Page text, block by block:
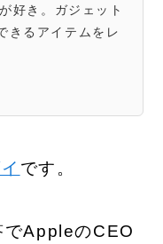
き。ガジェット
きるアイテムをレ
です。
でAppleのCEO